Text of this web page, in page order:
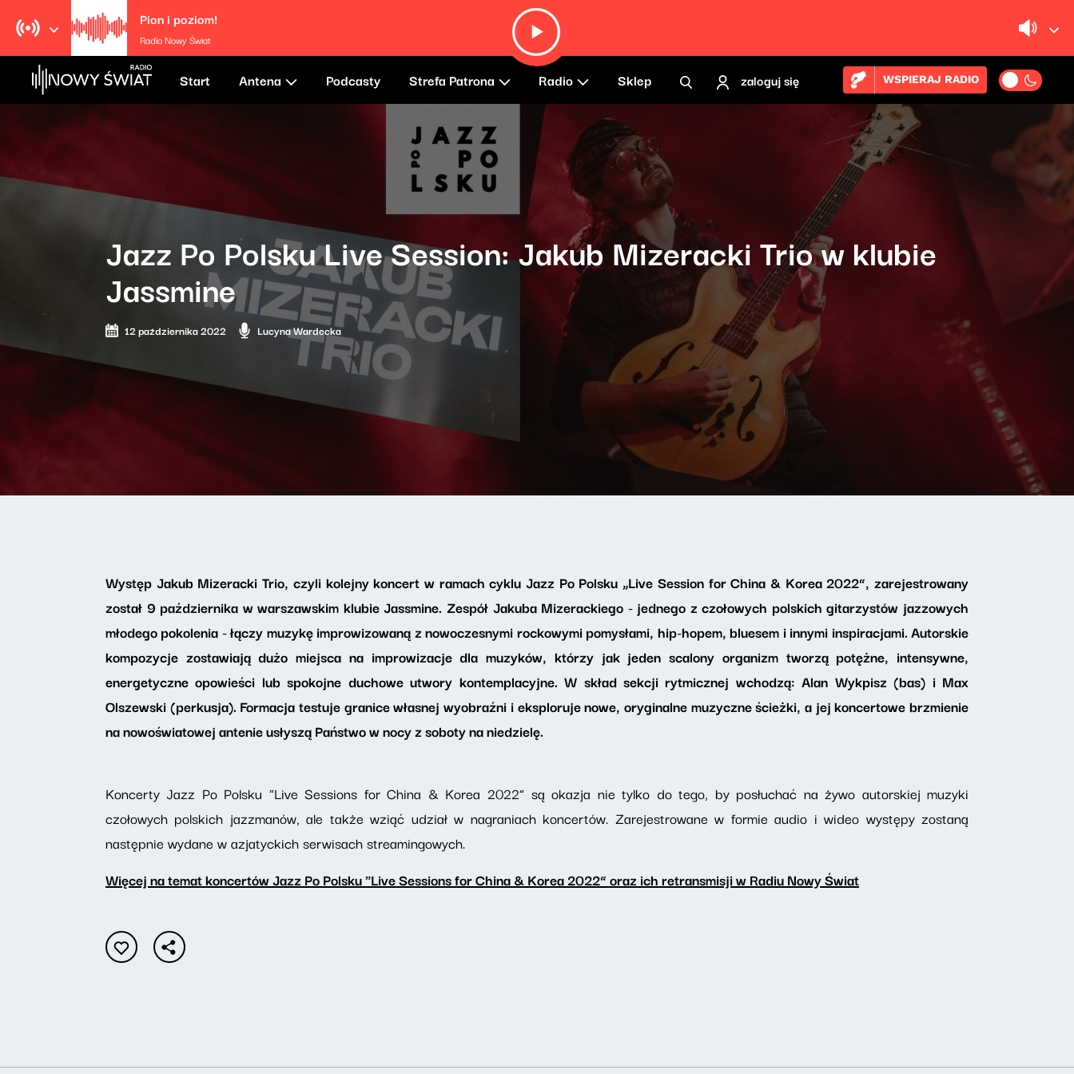
Pion i poziom!
Radio Nowy Świat
Start Antena Podcasty Strefa Patrona Radio Sklep zaloguj się WSPIERAJ RADIO
Jazz Po Polsku Live Session: Jakub Mizeracki Trio w klubie
Jassmine
12 października 2022 Lucyna Wardecka
Występ Jakub Mizeracki Trio, czyli kolejny koncert w ramach cyklu Jazz Po Polsku „Live Session for China & Korea 2022”, zarejestrowany
został 9 października w warszawskim klubie Jassmine. Zespół Jakuba Mizerackiego - jednego z czołowych polskich gitarzystów jazzowych
młodego pokolenia - łączy muzykę improwizowaną z nowoczesnymi rockowymi pomysłami, hip-hopem, bluesem i innymi inspiracjami. Autorskie
kompozycje zostawiają dużo miejsca na improwizacje dla muzyków, którzy jak jeden scalony organizm tworzą potężne, intensywne,
energetyczne opowieści lub spokojne duchowe utwory kontemplacyjne. W skład sekcji rytmicznej wchodzą: Alan Wykpisz (bas) i Max
Olszewski (perkusja). Formacja testuje granice własnej wyobraźni i eksploruje nowe, oryginalne muzyczne ścieżki, a jej koncertowe brzmienie
na nowoświatowej antenie usłyszą Państwo w nocy z soboty na niedzielę.
Koncerty Jazz Po Polsku "Live Sessions for China & Korea 2022” są okazja nie tylko do tego, by posłuchać na żywo autorskiej muzyki
czołowych polskich jazzmanów, ale także wziąć udział w nagraniach koncertów. Zarejestrowane w formie audio i wideo występy zostaną
następnie wydane w azjatyckich serwisach streamingowych.
Więcej na temat koncertów Jazz Po Polsku "Live Sessions for China & Korea 2022” oraz ich retransmisji w Radiu Nowy Świat